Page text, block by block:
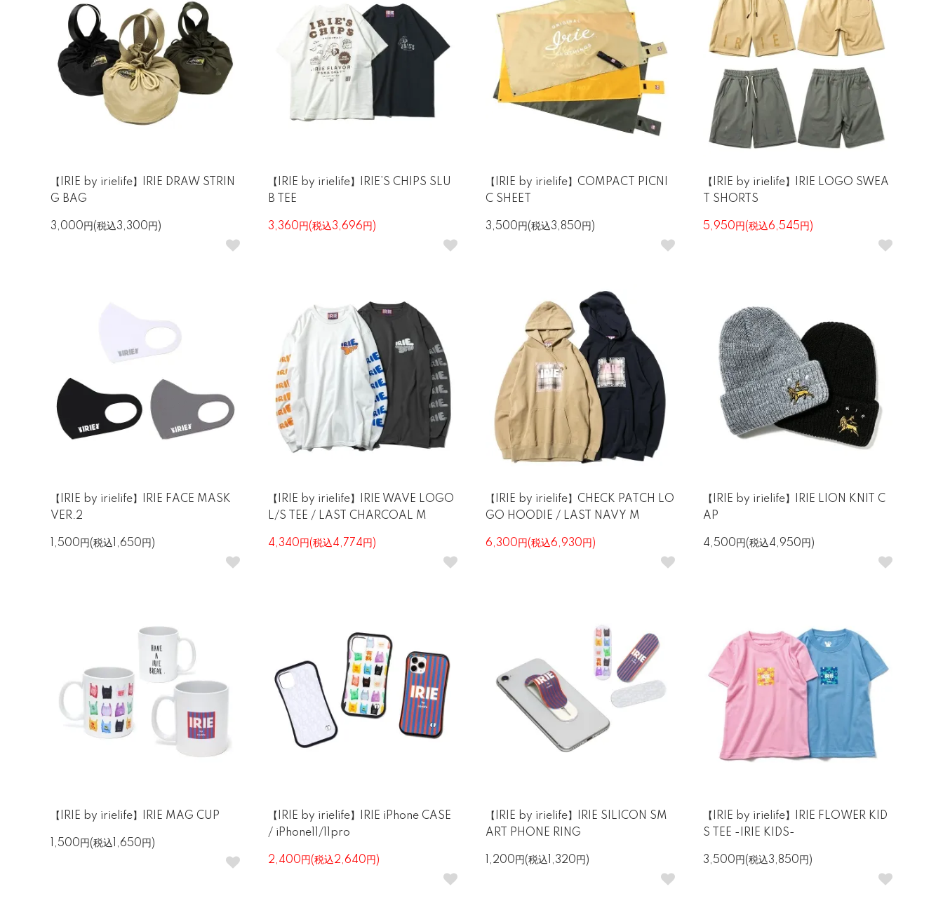
【IRIE by irielife】IRIE DRAW STRIN
G BAG
3,000円(税込3,300円)
【IRIE by irielife】IRIE’S CHIPS SLU
B TEE
3,360円(税込3,696円)
【IRIE by irielife】COMPACT PICNI
C SHEET
3,500円(税込3,850円)
【IRIE by irielife】IRIE LOGO SWEA
T SHORTS
5,950円(税込6,545円)
【IRIE by irielife】IRIE FACE MASK
VER.2
1,500円(税込1,650円)
【IRIE by irielife】IRIE WAVE LOGO
L/S TEE / LAST CHARCOAL M
4,340円(税込4,774円)
【IRIE by irielife】CHECK PATCH LO
GO HOODIE / LAST NAVY M
6,300円(税込6,930円)
【IRIE by irielife】IRIE LION KNIT C
AP
4,500円(税込4,950円)
【IRIE by irielife】IRIE MAG CUP
1,500円(税込1,650円)
【IRIE by irielife】IRIE iPhone CASE
/ iPhone11/11pro
2,400円(税込2,640円)
【IRIE by irielife】IRIE SILICON SM
ART PHONE RING
1,200円(税込1,320円)
【IRIE by irielife】IRIE FLOWER KID
S TEE -IRIE KIDS-
3,500円(税込3,850円)